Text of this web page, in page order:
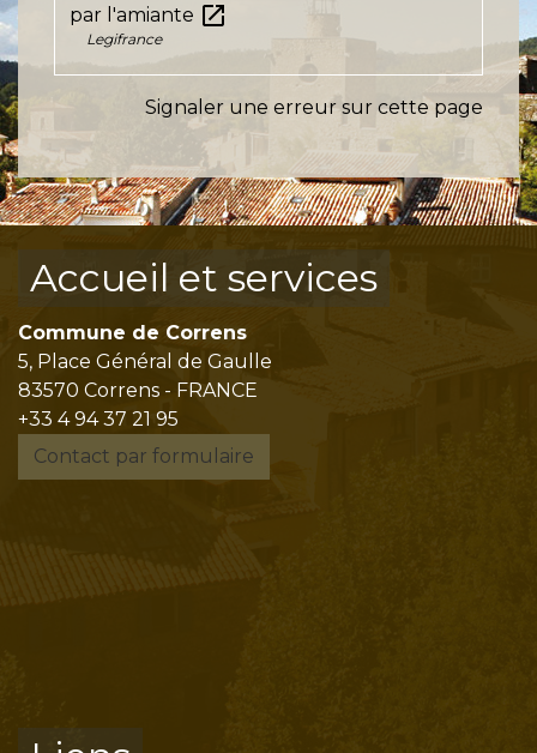
par l'amiante open_in_new
Legifrance
Signaler une erreur sur cette page
Accueil et services
Commune de Correns
5, Place Général de Gaulle
83570 Correns - FRANCE
+33 4 94 37 21 95
Contact par formulaire